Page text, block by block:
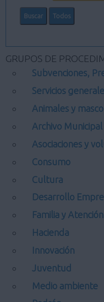
GRUPOS DE
Subvenciones,
Servicios
Animales y
Archivo Municipal
Asociaciones y
Consumo
Cultura
Desarrollo
Familia y
Hacienda
Innovación
Juventud
Medio ambiente